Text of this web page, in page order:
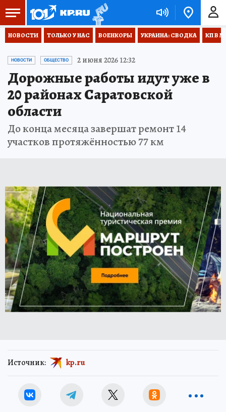
НОВОСТИ ТОЛЬКО У НАС ВОЕНКОРЫ УКРАИНА: СВОДКА КП В
НОВОСТИ ОБЩЕСТВО 2 июня 2026 12:32
Дорожные работы идут уже в
20 районах Саратовской
области
До конца месяца завершат ремонт 14
участков протяжённостью 77 км
Источник: kp.ru